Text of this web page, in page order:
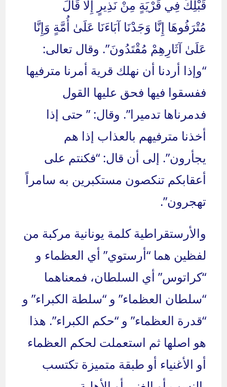
قَبْلِكَ فِي قَرْيَةٍ مِنْ نَذِيرٍ إِلَّا قَالَ
مُتْرَفُوهَا إِنَّا وَجَدْنَا آبَاءَنَا عَلَىٰ أُمَّةٍ وَإِنَّا
عَلَىٰ آثَارِهِمْ مُقْتَدُونَ”. وقال تعالى:
“وإذا أردنا أن نهلك قرية أمرنا مترفيها
ففسقوا فيها فحق عليها القول
فدمرناها تدميرا”. وقال: ” حتى إذا
أخذنا مترفيهم بالعذاب إذا هم
يجأرون”. إلى أن قال: “فكنتم على
أعقابكم تنكصون مستكبرين به سامراً
تهجرون”.
والأرستقراطية كلمة يونانية مركبة من
لفظين هما “أرستوي” أي العظماء و
“كراتوس” أي السلطان، فمعناهما
“سلطان العظماء” و “سلطة الكبراء” و
“قدرة العظماء” و “حكم الكبراء”. هذا
هو اصلها ثم استعملت لحكم العظماء
أو الأغنياء أو طبقة متميزة تكتسب